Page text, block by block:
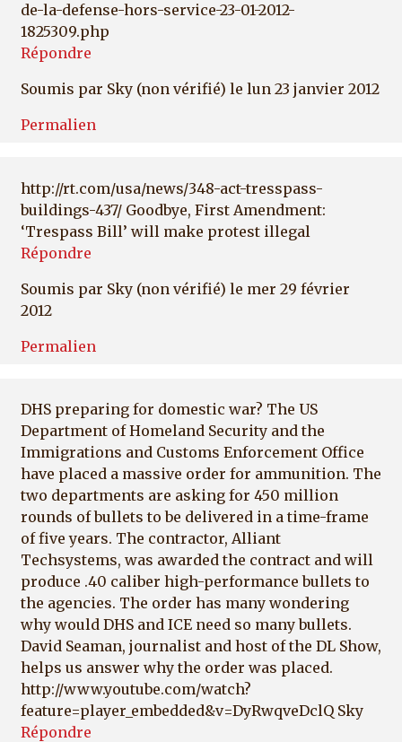
de-la-defense-hors-service-23-01-2012-
1825309.php
Répondre
Soumis par Sky (non vérifié) le lun 23 janvier 2012
Permalien
http://rt.com/usa/news/348-act-tresspass-
buildings-437/ Goodbye, First Amendment:
‘Trespass Bill’ will make protest illegal
Répondre
Soumis par Sky (non vérifié) le mer 29 février
2012
Permalien
DHS preparing for domestic war? The US
Department of Homeland Security and the
Immigrations and Customs Enforcement Office
have placed a massive order for ammunition. The
two departments are asking for 450 million
rounds of bullets to be delivered in a time-frame
of five years. The contractor, Alliant
Techsystems, was awarded the contract and will
produce .40 caliber high-performance bullets to
the agencies. The order has many wondering
why would DHS and ICE need so many bullets.
David Seaman, journalist and host of the DL Show,
helps us answer why the order was placed.
http://www.youtube.com/watch?
feature=player_embedded&v=DyRwqveDclQ Sky
Répondre